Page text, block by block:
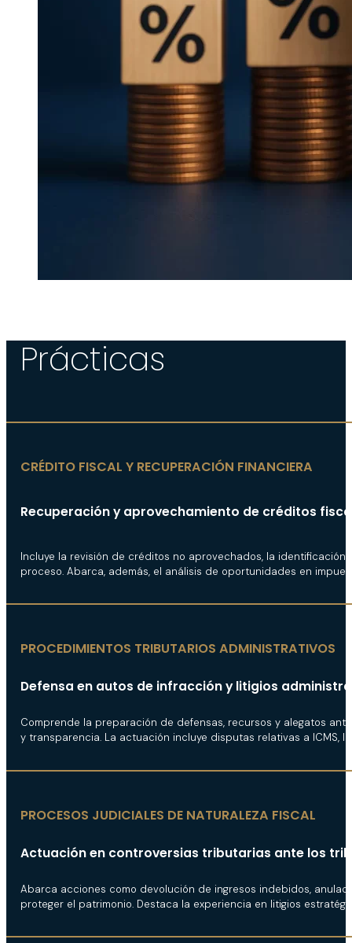
Prácticas
CRÉDITO FISCAL Y RECUPERACIÓN FINANCIERA
Recuperación y aprovechamiento de créditos
Incluye la revisión de créditos no aprovechados, la
proceso. Abarca, además, el análisis de oportunidades en
PROCEDIMIENTOS TRIBUTARIOS ADMINISTRATIVOS
Defensa en autos de infracción y litigios
Comprende la preparación de defensas, recursos y alegatos
y transparencia. La actuación incluye disputas relativas a ICMS,
PROCESOS JUDICIALES DE NATURALEZA FISCAL
Actuación en controversias tributarias ante los
Abarca acciones como devolución de ingresos indebidos,
proteger el patrimonio. Destaca la experiencia en litigios